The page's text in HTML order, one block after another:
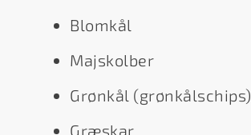
Blomkål
Majskolber
Grønkål (grønkålschips)
Græskar